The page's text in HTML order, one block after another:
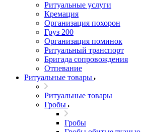
Ритуальные услуги
Кремация
Организация похорон
Груз 200
Организация поминок
Ритуальный транспорт
Бригада сопровождения
Отпевание
Ритуальные товары
Ритуальные товары
Гробы
Гробы